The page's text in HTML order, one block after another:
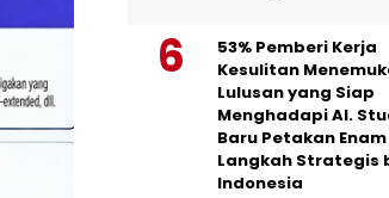
53% Pemberi Kerja
Kesulitan
Lulusan yang Siap
Menghadapi AI.
Baru Petakan Enam
Langkah Strategis
Indonesia